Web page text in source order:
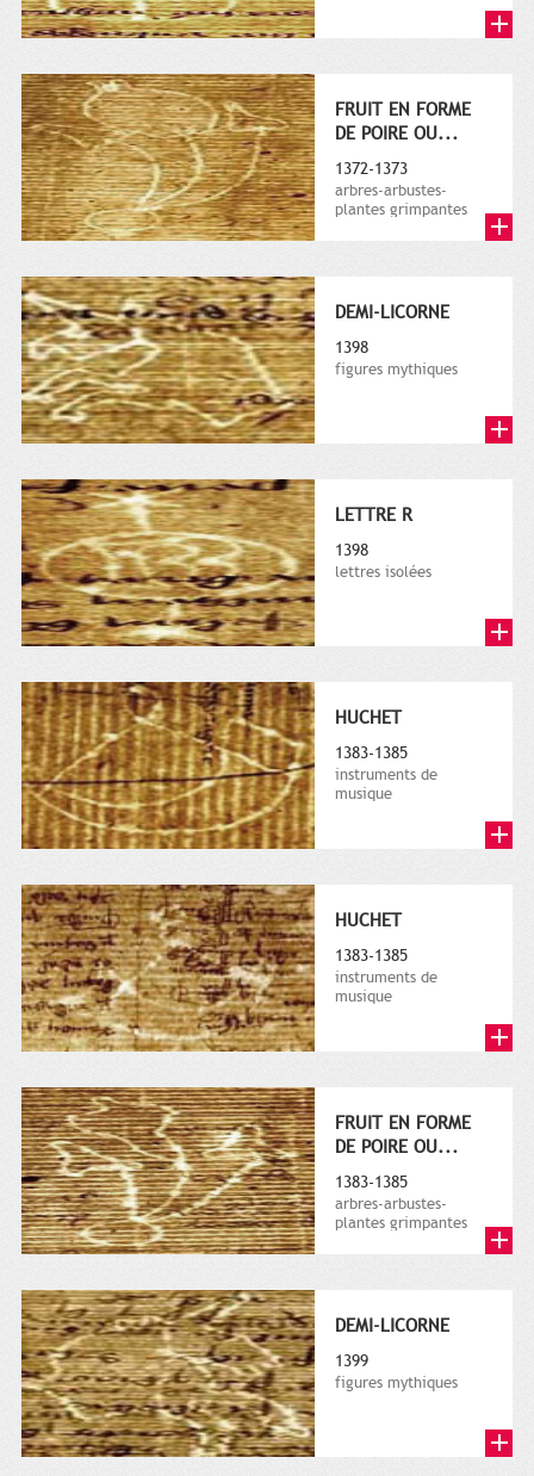
FRUIT EN FORME
DE POIRE OU...
1372-1373
arbres-arbustes-
plantes grimpantes
DEMI-LICORNE
1398
figures mythiques
LETTRE R
1398
lettres isolées
HUCHET
1383-1385
instruments de
musique
HUCHET
1383-1385
instruments de
musique
FRUIT EN FORME
DE POIRE OU...
1383-1385
arbres-arbustes-
plantes grimpantes
DEMI-LICORNE
1399
figures mythiques